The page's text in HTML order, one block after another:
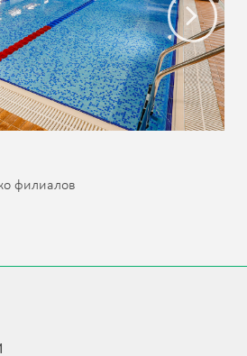
филиалов